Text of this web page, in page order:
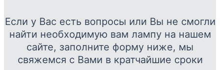
Если у Вас есть вопросы или Вы не смогли
найти необходимую вам лампу на нашем
сайте, заполните форму ниже, мы
свяжемся с Вами в кратчайшие сроки